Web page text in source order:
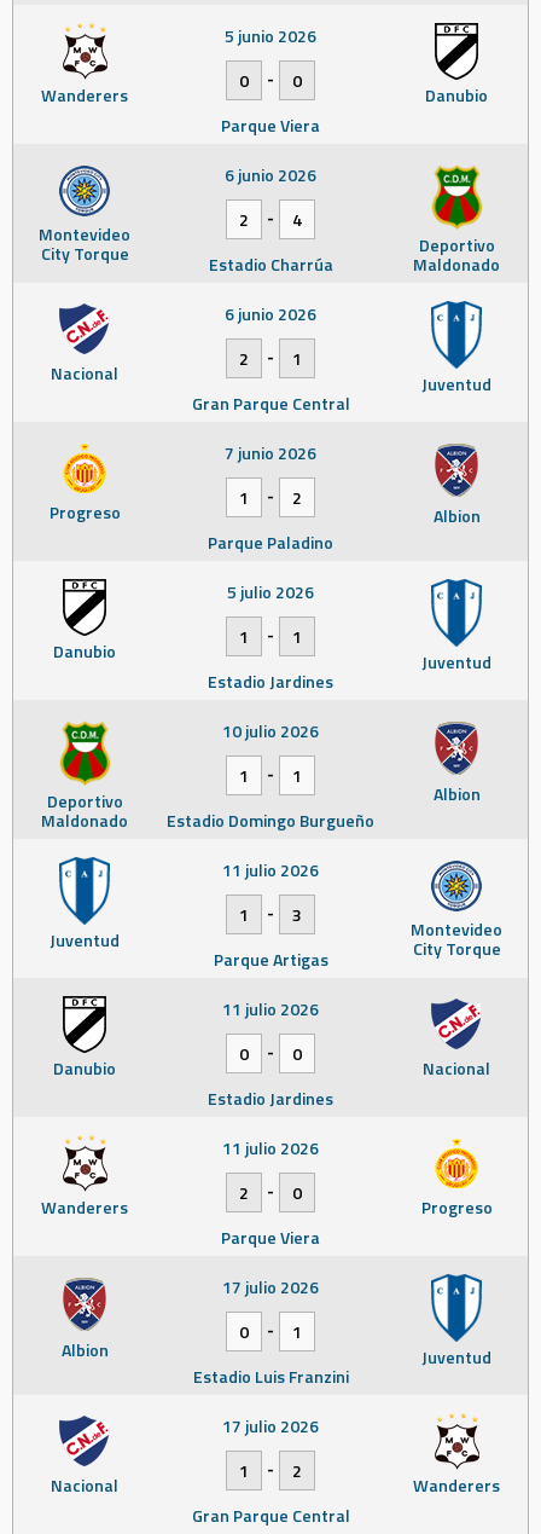
Wanderers Danubio
5 junio 2026
0
-
0
Parque Viera
Montevideo
City Torque Deportivo
Maldonado
6 junio 2026
2
-
4
Estadio Charrúa
Nacional Juventud
6 junio 2026
2
-
1
Gran Parque Central
Progreso Albion
7 junio 2026
1
-
2
Parque Paladino
Danubio Juventud
5 julio 2026
1
-
1
Estadio Jardines
Deportivo
Maldonado
Albion
10 julio 2026
1
-
1
Estadio Domingo Burgueño
Juventud Montevideo
City Torque
11 julio 2026
1
-
3
Parque Artigas
Danubio Nacional
11 julio 2026
0
-
0
Estadio Jardines
Wanderers Progreso
11 julio 2026
2
-
0
Parque Viera
Albion Juventud
17 julio 2026
0
-
1
Estadio Luis Franzini
Nacional Wanderers
17 julio 2026
1
-
2
Gran Parque Central